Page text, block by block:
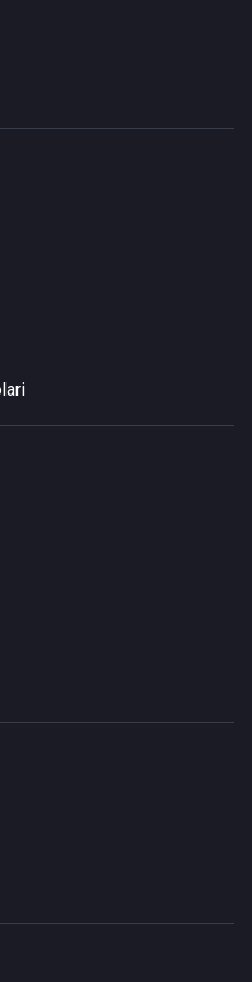
distanza dalla spiaggia.
il lido a piedi o con i
è facilmente accessibile
lungo la costa, oppure in